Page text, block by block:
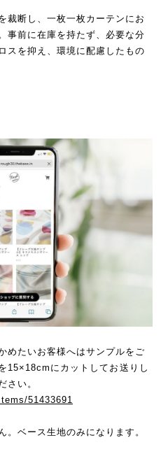
裁断し、一枚一枚カーテンにお
事前に在庫を持たず、必要な分
スを抑え、環境に配慮したもの
めたいお客様へはサンプルをご
15×18cmにカットしてお送りし
さい。
51433691
ベース生地のみになります。